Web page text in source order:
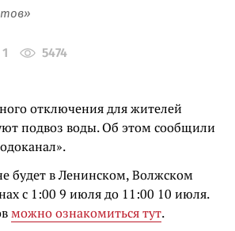
1 5474
отключения для жителей
подвоз воды. Об этом сообщили
будет в Ленинском, Волжском
с 1:00 9 июля до 11:00 10 июля.
можно ознакомиться тут.